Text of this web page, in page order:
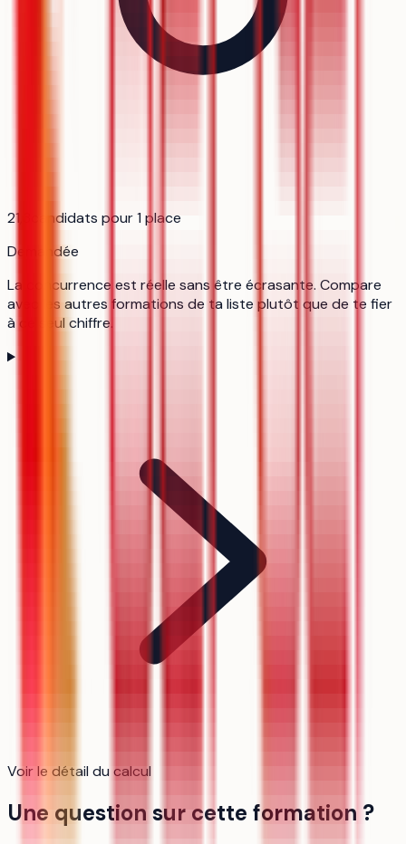
21,3
candidats pour 1 place
Demandée
La concurrence est réelle sans être écrasante. Compare
avec les autres formations de ta liste plutôt que de te fier
à ce seul chiffre.
Voir le détail du calcul
Une question sur cette formation ?